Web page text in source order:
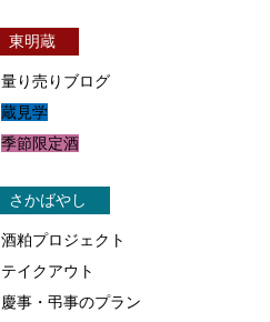
東明蔵
量り売りブログ
蔵見学
季節限定酒
さかばやし
酒粕プロジェクト
テイクアウト
慶事・弔事のプラン